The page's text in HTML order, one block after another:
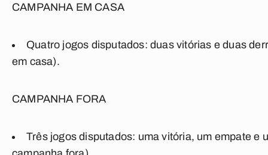
CAMPANHA EM CASA
Quatro jogos disputados: duas vitórias e duas
em casa).
CAMPANHA FORA
Três jogos disputados: uma vitória, um empate e